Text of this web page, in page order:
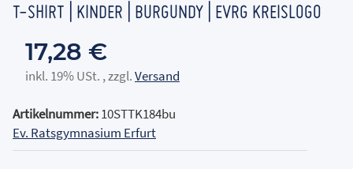
T-SHIRT | KINDER | BURGUNDY | EVRG KREISLOGO
17,28 €
inkl. 19% USt. , zzgl.Versand
Artikelnummer:10STTK184bu
Ev. Ratsgymnasium Erfurt